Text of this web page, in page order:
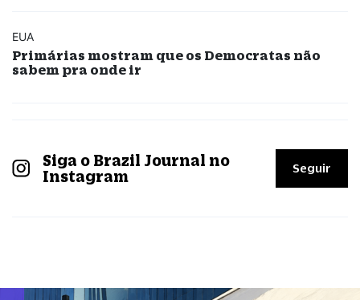
EUA
Primárias mostram que os Democratas não
sabem pra onde ir
Siga o Brazil Journal no
Instagram
Seguir